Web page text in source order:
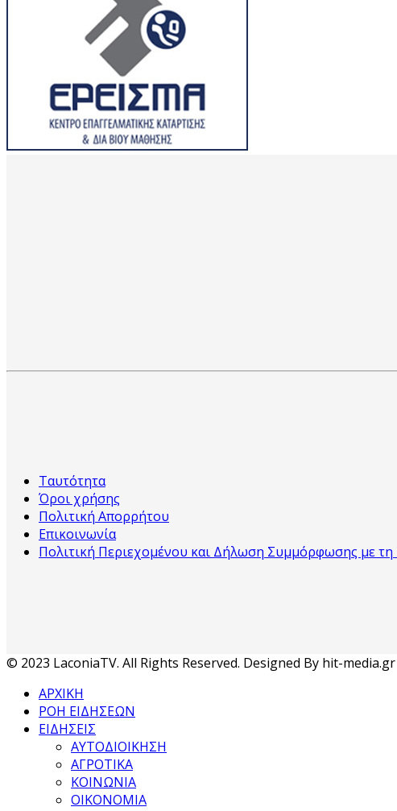
Ταυτότητα
Όροι χρήσης
Πολιτική Απορρήτου
Επικοινωνία
Πολιτική Περιεχομένου και Δήλωση Συμμόρφωσης με
© 2023 LaconiaTV. All Rights Reserved. Designed By hit-media.gr
ΑΡΧΙΚΗ
ΡΟΗ ΕΙΔΗΣΕΩΝ
ΕΙΔΗΣΕΙΣ
ΑΥΤΟΔΙΟΙΚΗΣΗ
ΑΓΡΟΤΙΚΑ
ΚΟΙΝΩΝΙΑ
ΟΙΚΟΝΟΜΙΑ